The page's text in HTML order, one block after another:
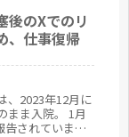
後のXでのリ
、仕事復帰
、2023年12月に
まま入院。 1月
されていまし